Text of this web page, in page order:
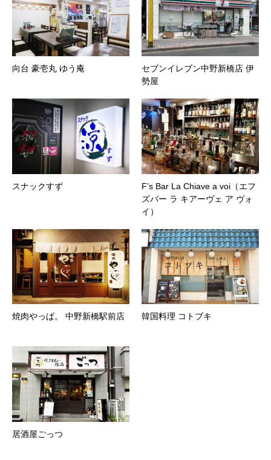
向台 豪壱丸 ゆう庵
セブンイレブン中野新橋店 伊
勢屋
スナックすず
F’s Bar La Chiave a voi（エフ
ズバー ラ キアーヴェ ア ヴォ
イ）
焼肉やっぱ。 中野新橋駅前店 韓国料理 コトブキ
居酒屋ごっつ